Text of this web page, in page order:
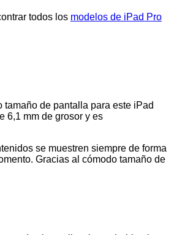
todos los modelos de iPad Pro
de pantalla para este iPad
6,1 mm de grosor y es
se muestren siempre de forma
Gracias al cómodo tamaño de